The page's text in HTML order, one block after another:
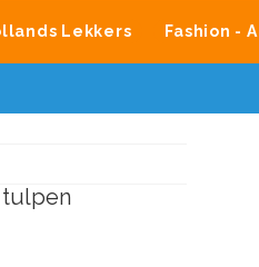
Lekkers Fashion -